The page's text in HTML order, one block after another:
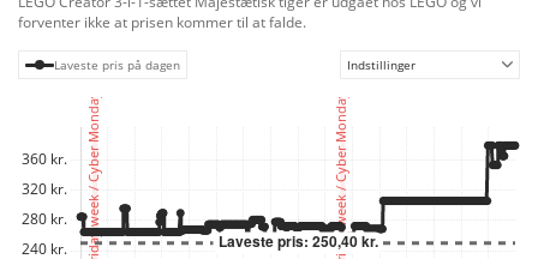
byggeoplevelsen endnu sjovere. Zoom- og drejeværktøjerne i den gratis
app LEGO Byggevejledninger til smartphones og tablets hjælper børn med
forventer ikke at prisen kommer til at falde.
Laveste pris på dagen Indstillinger